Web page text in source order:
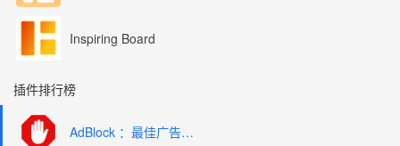
Inspiring Board
插件排行榜
AdBlock ：最佳广告拦截工具